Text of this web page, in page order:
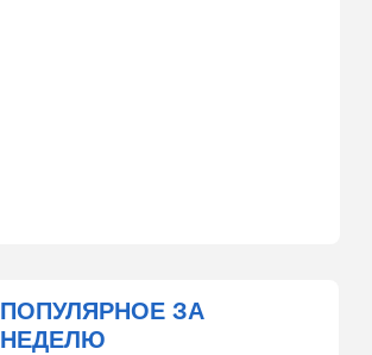
боевой беспилотник нового
поколения
ПОПУЛЯРНОЕ ЗА
НЕДЕЛЮ